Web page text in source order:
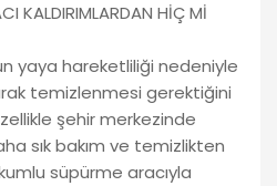
KALDIRIMLARDAN HİÇ Mİ
yaya hareketliliği nedeniyle
temizlenmesi gerektiğini
şehir merkezinde
sık bakım ve temizlikten
süpürme aracıyla